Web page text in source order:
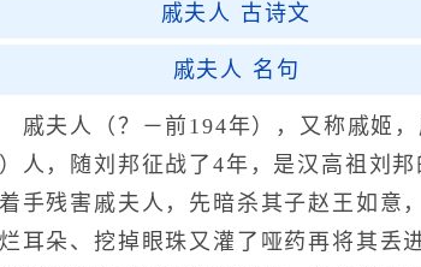
戚夫人 古诗文
戚夫人 名句
夫人（？－前194年），又称戚姬，
人，随刘邦征战了4年，是汉高祖刘
手残害戚夫人，先暗杀其子赵王如意
耳朵、挖掉眼珠又灌了哑药再将其丢